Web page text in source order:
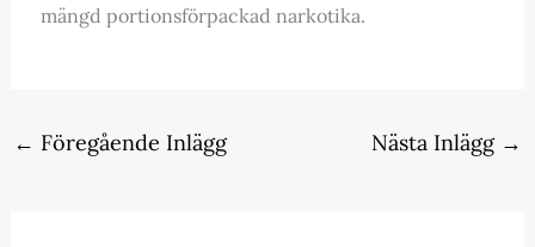
mängd portionsförpackad narkotika.
← Föregående Inlägg Nästa Inlägg →